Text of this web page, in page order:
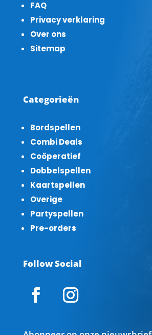
FAQ
Privacy verklaring
Over ons
Sitemap
Categorieën
Bordspellen
Combi Deals
Coöperatief
Dobbelspellen
Kaartspellen
Overige
Partyspellen
Pre-orders
Follow Social